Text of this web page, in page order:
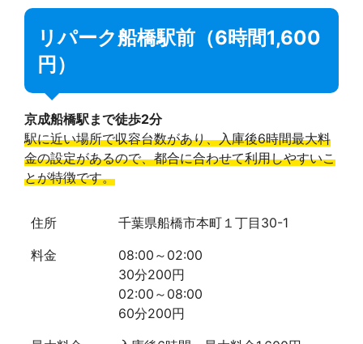
リパーク船橋駅前（6時間1,600
円）
京成船橋駅まで徒歩2分
駅に近い場所で収容台数があり、入庫後6時間最大料
金の設定があるので、都合に合わせて利用しやすいこ
とが特徴です。
住所
千葉県船橋市本町１丁目30-1
料金
08:00～02:00
30分200円
02:00～08:00
60分200円